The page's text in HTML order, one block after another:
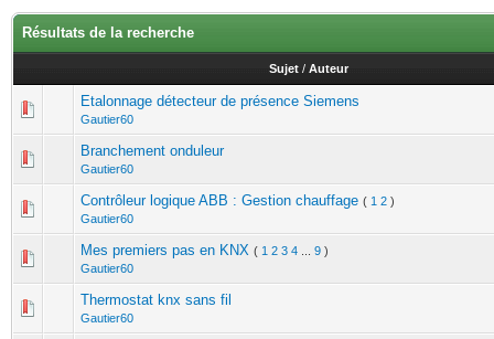
Résultats de la recherche
Sujet / Auteur
Etalonnage détecteur de présence Siemens
Gautier60
Branchement onduleur
Gautier60
Contrôleur logique ABB : Gestion chauffage ( 1 2 )
Gautier60
Mes premiers pas en KNX ( 1 2 3 4 9 )
Gautier60
Thermostat knx sans fil
Gautier60